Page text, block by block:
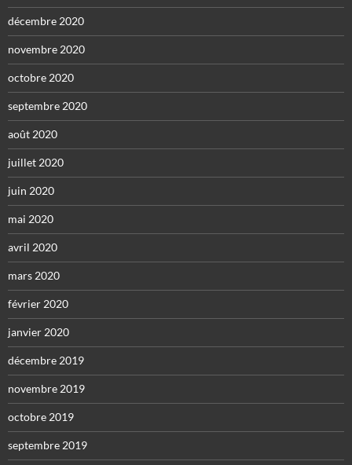
décembre 2020
novembre 2020
octobre 2020
septembre 2020
août 2020
juillet 2020
juin 2020
mai 2020
avril 2020
mars 2020
février 2020
janvier 2020
décembre 2019
novembre 2019
octobre 2019
septembre 2019